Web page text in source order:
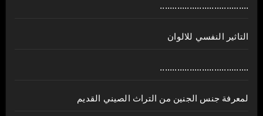
....................................
التاثير النفسي للالوان
....................................
لمعرفة جنس الجنين من التراث الصيني القديم